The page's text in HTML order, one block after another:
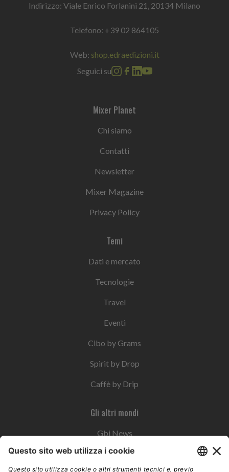
Indirizzo: Viale Enrico Forlanini 21, 20134 Milano
Telefono: +39 02 864105
Web: shop.edraedizioni.it
Seguici su
Mixer Planet
Chi siamo
Contatti
Newsletter
Mixer Magazine
Privacy Policy
Temi
Dati e mercato
Tecnologie
Travel
Eventi
Cibo by Grams
Spirit by Drop
Caffè by Drip
Gli altri mondi
Gbi News
Instoremag